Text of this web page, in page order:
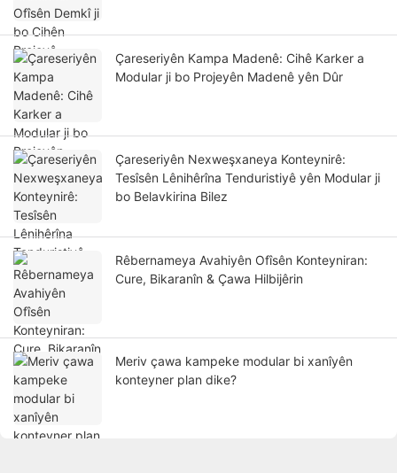
Çareseriyên Kampa Madenê: Cihê Karker a
Modular ji bo Projeyên Madenê yên Dûr
Çareseriyên Nexweşxaneya Konteynirê:
Tesîsên Lênihêrîna Tenduristiyê yên Modular ji
bo Belavkirina Bilez
Rêbernameya Avahiyên Ofîsên Konteyniran:
Cure, Bikaranîn & Çawa Hilbijêrin
Meriv çawa kampeke modular bi xanîyên
konteyner plan dike?